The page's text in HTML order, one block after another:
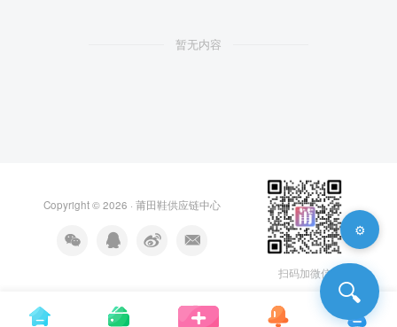
暂无内容
Copyright © 2026 · 莆田鞋供应链中心
扫码加微信
🔍
⚙️